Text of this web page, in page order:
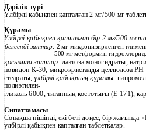
Дәрілік түрі
Үлбірлі қабықпен қапталған 2 мг/500 мг
Құрамы
Үлбірлі қабықпен қапталған бір 2 мг/500 мг
белсенді заттар: 2 мг микронизирленген
500 мг метформин гидрохлорид.
қосымша заттар:лактоза моногидраты,
повидон К-30, микрокристалды целлюлоза РН
стеараты,үлбірлі қабықтың құрамы:
полиэтилен-
гликоль 6000, титанның қостотығы (Е 171),
Сипаттамасы
Сопақша пішінді, екі беті дөңес, бір жағында
үлбірлі қабықпен қапталған таблеткалар.